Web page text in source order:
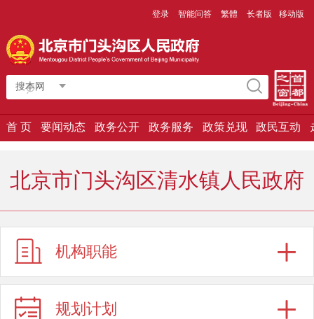
登录 智能问答 繁體 长者版 移动版
搜本网
首 页 要闻动态 政务公开 政务服务 政策兑现 政民互动
北京市门头沟区清水镇人民政府
机构职能
规划计划